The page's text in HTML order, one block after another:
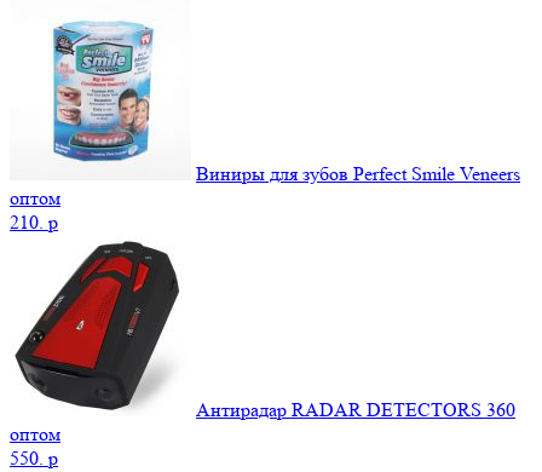
Виниры для зубов Perfect Smile Veneers
оптом
210. p
Антирадар RADAR DETECTORS 360
оптом
550. p